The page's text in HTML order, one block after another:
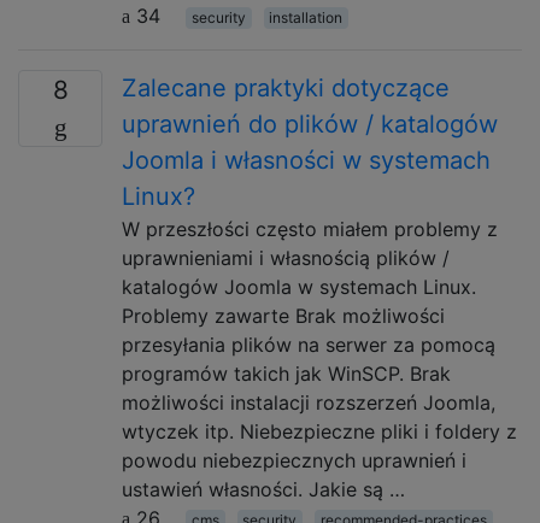
34
security installation
8
Zalecane praktyki dotyczące
uprawnień do plików / katalogów
Joomla i własności w systemach
Linux?
W przeszłości często miałem problemy z
uprawnieniami i własnością plików /
katalogów Joomla w systemach Linux.
Problemy zawarte Brak możliwości
przesyłania plików na serwer za pomocą
programów takich jak WinSCP. Brak
możliwości instalacji rozszerzeń Joomla,
wtyczek itp. Niebezpieczne pliki i foldery z
powodu niebezpiecznych uprawnień i
ustawień własności. Jakie są …
26